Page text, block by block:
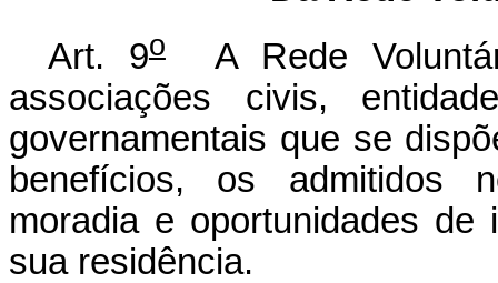
Art. 9oA Rede
associações civis,
governamentais que se
benefícios,
os admitidos
moradia e oportunidades
sua residência.